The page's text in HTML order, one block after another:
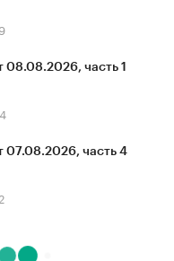
часть 1
07.08.2026, часть 4